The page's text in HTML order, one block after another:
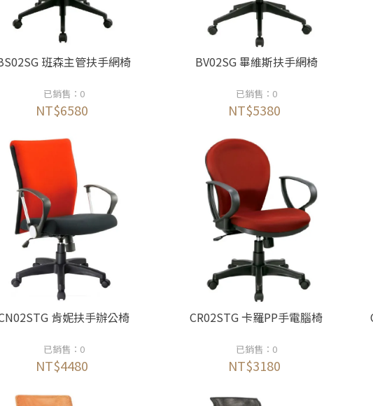
班森主管扶手網椅
已銷售：0
NT$6580
BV02SG 畢維斯扶手網椅
已銷售：0
NT$5380
肯妮扶手辦公椅
已銷售：0
NT$4480
CR02STG 卡羅PP手電腦椅
已銷售：0
NT$3180